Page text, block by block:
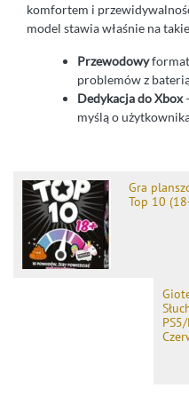
komfortem i
model stawia właśnie na
Przewodowyformat
problemów z
Dedykacja do Xbox
myślą o
Gra
Top 10